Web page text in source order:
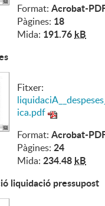
Format: Acrobat-
Pàgines: 18
Mida: 191.76 kB
Fitxer:
ica.pdf
Format: Acrobat-
Pàgines: 24
Mida: 234.48 kB
liquidació pressupost